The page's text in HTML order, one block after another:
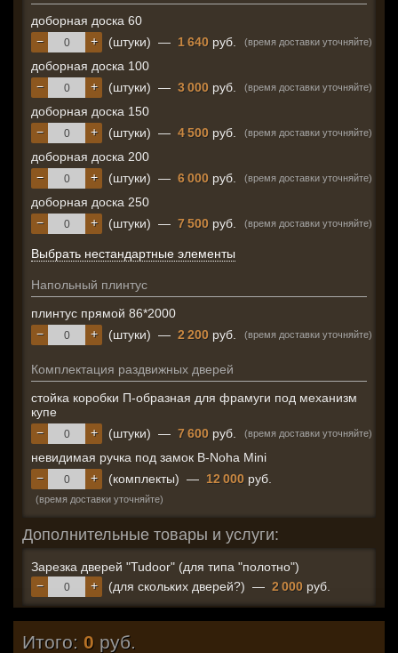
доборная доска 60
+
− (штуки) — 1 640 руб. (время доставки уточняйте)
доборная доска 100
+
− (штуки) — 3 000 руб. (время доставки уточняйте)
доборная доска 150
+
− (штуки) — 4 500 руб. (время доставки уточняйте)
доборная доска 200
+
− (штуки) — 6 000 руб. (время доставки уточняйте)
доборная доска 250
+
− (штуки) — 7 500 руб. (время доставки уточняйте)
Выбрать нестандартные элементы
Напольный плинтус
плинтус прямой 86*2000
+
− (штуки) — 2 200 руб. (время доставки уточняйте)
Комплектация раздвижных дверей
стойка коробки П-образная для фрамуги под механизм
купе
+
− (штуки) — 7 600 руб. (время доставки уточняйте)
невидимая ручка под замок B-Noha Mini
+
− (комплекты) — 12 000 руб.
(время доставки уточняйте)
Дополнительные товары и услуги:
Зарезка дверей "Tudoor" (для типа "полотно")
+
− (для скольких дверей?) — 2 000 руб.
Итого: 0 руб.